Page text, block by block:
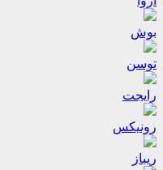
بوش
توسن
رایجت
رونیکس
ریباز